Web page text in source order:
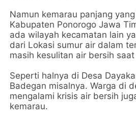
Namun kemarau panjang
Kabupaten Ponorogo Jawa
ada wilayah kecamatan lain
dari Lokasi sumur air dalam
masih kesulitan air bersih
Seperti halnya di Desa
Badegan misalnya. Warga di
mengalami krisis air bersih
kemarau.